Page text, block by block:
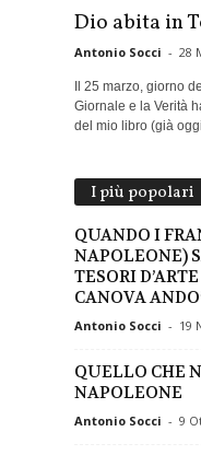
Dio abita in
Antonio Socci - 28
Il 25 marzo, giorno
Giornale e la Verità
del mio libro (già
I più popolari
QUANDO I
NAPOLEONE)
TESORI
CANOVA
Antonio Socci - 19
QUELLO CHE
NAPOLEONE
Antonio Socci - 9